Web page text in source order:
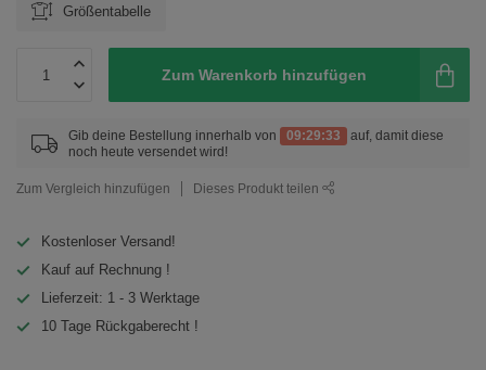
Größentabelle
Zum Warenkorb hinzufügen
Gib deine Bestellung innerhalb von 09:29:33
auf, damit diese
noch heute versendet wird!
Zum Vergleich hinzufügen Dieses Produkt teilen
Kostenloser Versand!
Kauf auf Rechnung !
Lieferzeit: 1 - 3 Werktage
10 Tage Rückgaberecht !